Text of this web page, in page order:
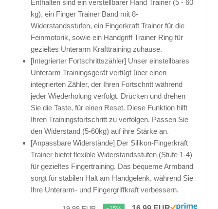
Enthalten sind ein verstellbarer Hand Trainer (5 - 60
kg), ein Finger Trainer Band mit 8-
Widerstandsstufen, ein Fingerkraft Trainer für die
Feinmotorik, sowie ein Handgriff Trainer Ring für
gezieltes Unterarm Krafttraining zuhause.
[Integrierter Fortschrittszähler] Unser einstellbares
Unterarm Trainingsgerät verfügt über einen
integrierten Zähler, der Ihren Fortschritt während
jeder Wiederholung verfolgt. Drücken und drehen
Sie die Taste, für einen Reset. Diese Funktion hilft
Ihren Trainingsfortschritt zu verfolgen. Passen Sie
den Widerstand (5-60kg) auf ihre Stärke an.
[Anpassbare Widerstände] Der Silikon-Fingerkraft
Trainer bietet flexible Widerstandsstufen (Stufe 1-4)
für gezieltes Fingertraining. Das bequeme Armband
sorgt für stabilen Halt am Handgelenk, während Sie
Ihre Unterarm- und Fingergriffkraft verbessern.